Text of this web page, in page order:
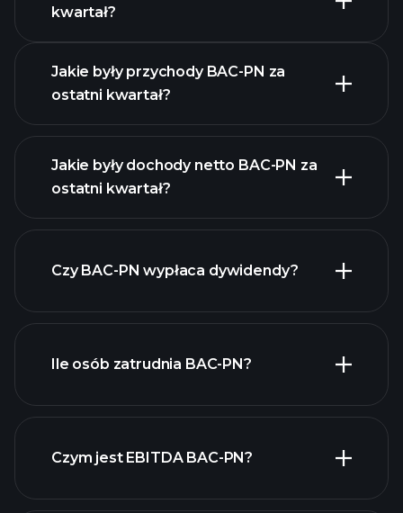
kwartał?
zysków BAC-PN
Jakie były przychody BAC-PN za
ostatni kwartał?
BAC-PN
Jakie były dochody netto BAC-PN za
ostatni kwartał?
raporty finansowe
Czy BAC-PN wypłaca dywidendy?
Ile osób zatrudnia BAC-PN?
Czym jest EBITDA BAC-PN?